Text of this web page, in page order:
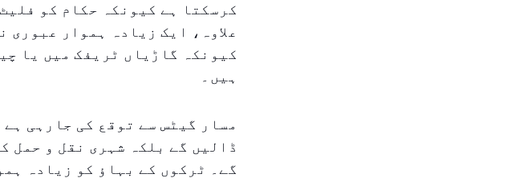
کرسکتا ہے کیونکہ حکام کو
علاوہ، ایک زیادہ ہموار
کیونکہ گاڑیاں ٹریفک میں یا
ہیں۔
مسار گیٹس سے توقع کی جارہی
ڈالیں گے بلکہ شہری نقل و حمل
گے۔ ٹرکوں کے بہاؤ کو زیادہ